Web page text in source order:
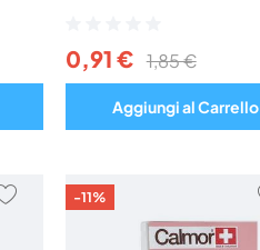
0,91 € 1,85 €
Aggiungi al Carrello
AGGIUNGI
-11%